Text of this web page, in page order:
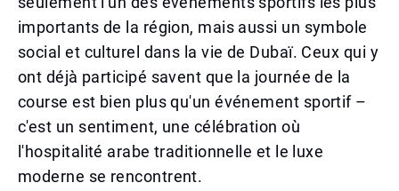
importants de la région, mais aussi un symbole
social et culturel dans la vie de Dubaï. Ceux qui y
ont déjà participé savent que la journée de la
course est bien plus qu'un événement sportif –
c'est un sentiment, une célébration où
l'hospitalité arabe traditionnelle et le luxe
moderne se rencontrent.